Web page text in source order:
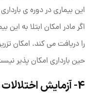
این بیماری در دوره ی
اگر مادر امکان ابتلا به
را دریافت می کند. امکان
حین بارداری امکان پذیر
4- آزمایش اختلالات ژنتیکی :